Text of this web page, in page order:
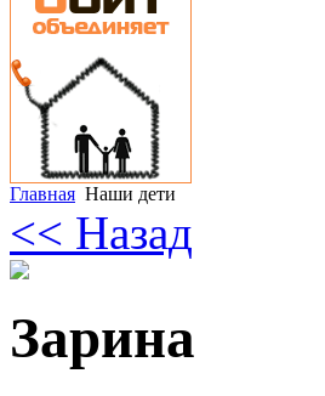
Главная Наши дети
<< Назад
Зарина